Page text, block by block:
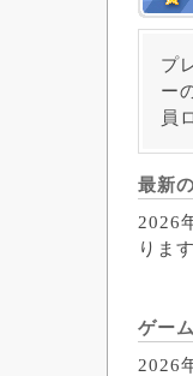
プ
ー
員
最新
2026
ります
ゲー
2026